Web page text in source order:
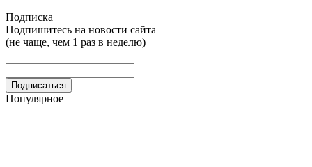
Подписка
Подпишитесь на новости сайта
(не чаще, чем 1 раз в неделю)
Популярное